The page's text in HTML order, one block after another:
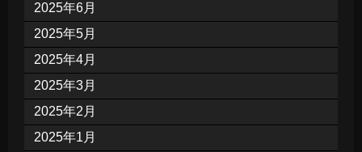
2025年6月
2025年5月
2025年4月
2025年3月
2025年2月
2025年1月